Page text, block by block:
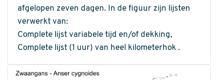
afgelopen zeven dagen. In de figuur zijn lijsten
verwerkt van:
Complete lijst variabele tijd en/of dekking,
Complete lijst (1 uur) van heel kilometerhok .